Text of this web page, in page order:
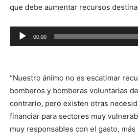
que debe aumentar recursos
Reproductor
de
00:00
“Nuestro ánimo no es escatimar
bomberos y bomberas voluntarias
contrario, pero existen otras
financiar para sectores muy
muy responsables con el gasto,